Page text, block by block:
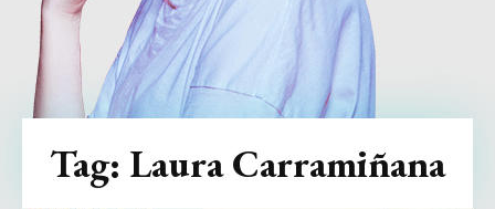
Tag: Laura Carramiñana